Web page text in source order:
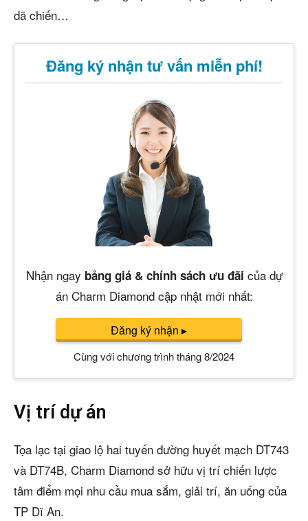
dã chiến…
Đăng ký nhận tư vấn miễn phí!
Nhận ngay bảng giá & chính sách ưu đãi của dự
án Charm Diamond cập nhật mới nhất:
Đăng ký nhận ▸
Cùng với chương trình tháng 8/2024
Vị trí dự án
Tọa lạc tại giao lộ hai tuyến đường huyết mạch DT743
và DT74B, Charm Diamond sở hữu vị trí chiến lược
tâm điểm mọi nhu cầu mua sắm, giải trí, ăn uống của
TP Dĩ An.